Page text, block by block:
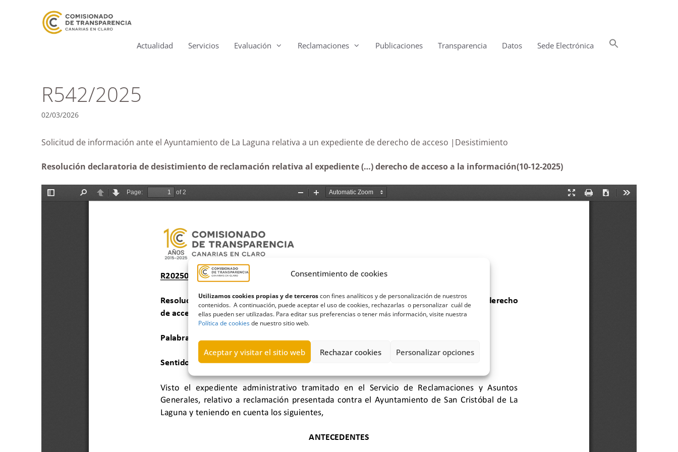
Consentimiento de cookies
Utilizamos cookies propias y de terceroscon fines analíticos y de personalización de nuestros
contenidos. A continuación, puede aceptar el uso de cookies, rechazarlas o personalizar cuál de
ellas pueden ser utilizadas. Para editar sus preferencias o tener más información, visite nuestra
Política de cookiesde nuestro sitio web.
Aceptar y visitar el sitio web Rechazar cookies Personalizar opciones
Actualidad Servicios Evaluación Reclamaciones Publicaciones Transparencia Datos Sede Electrónica
R542/2025
02/03/2026
Solicitud de información ante el Ayuntamiento de La Laguna relativa a un expediente de derecho de acceso |Desistimiento
Resolución declaratoria de desistimiento de reclamación relativa al expediente (…) derecho de acceso a la información(10-12-2025)